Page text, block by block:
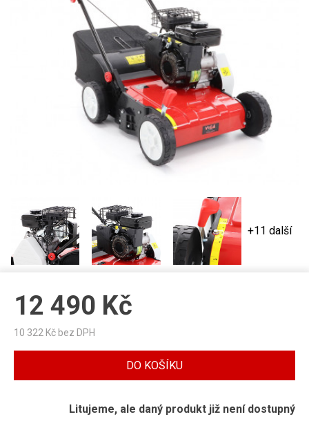
+11 další
12 490 Kč
10 322 Kč bez DPH
DO KOŠÍKU
Litujeme, ale daný produkt již není dostupný